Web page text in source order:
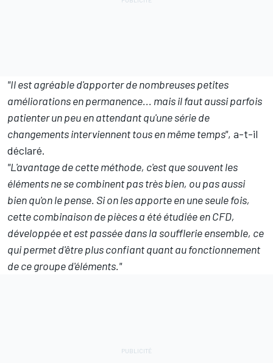
"Il est agréable d'apporter de nombreuses petites
améliorations en permanence... mais il faut aussi parfois
patienter un peu en attendant qu'une série de
changements interviennent tous en même temps", a-t-il
déclaré.
"L'avantage de cette méthode, c'est que souvent les
éléments ne se combinent pas très bien, ou pas aussi
bien qu'on le pense. Si on les apporte en une seule fois,
cette combinaison de pièces a été étudiée en CFD,
développée et est passée dans la soufflerie ensemble, ce
qui permet d'être plus confiant quant au fonctionnement
de ce groupe d'éléments."